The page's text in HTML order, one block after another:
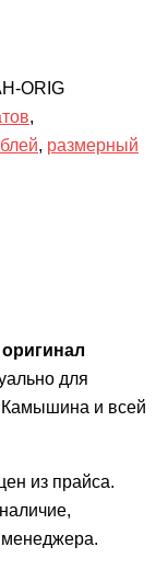
ORIG
,
, размерный
для
Камышина и всей
из прайса.